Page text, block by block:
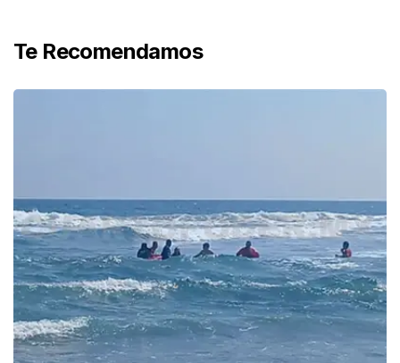
Te Recomendamos